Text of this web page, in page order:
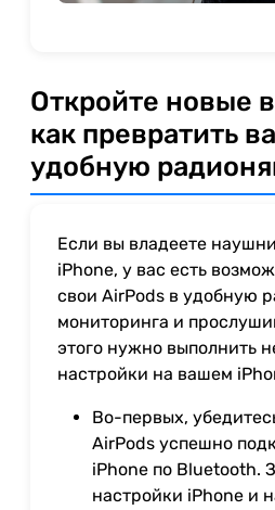
Откройте новые
как превратить
удобную
Если вы владеете
iPhone, у вас есть
свои AirPods в удобную
мониторинга и
этого нужно выполнить
настройки на вашем
Во-первых,
AirPods успешно
iPhone по Bluetooth.
настройки iPhone и